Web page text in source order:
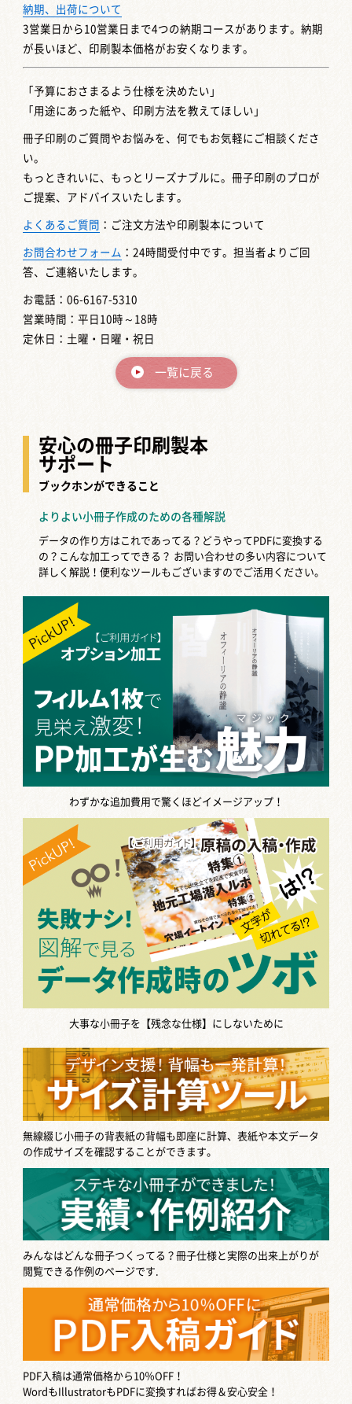
納期、出荷について
3営業日から10営業日まで4つの納期コースがあります。納期
が長いほど、印刷製本価格がお安くなります。
「予算におさまるよう仕様を決めたい」
「用途にあった紙や、印刷方法を教えてほしい」
冊子印刷のご質問やお悩みを、何でもお気軽にご相談くださ
い。
もっときれいに、もっとリーズナブルに。冊子印刷のプロが
ご提案、アドバイスいたします。
よくあるご質問 ：ご注文方法や印刷製本について
お問合わせフォーム ：24時間受付中です。担当者よりご回
答、ご連絡いたします。
お電話：06-6167-5310
営業時間：平日10時～18時
定休日：土曜・日曜・祝日
一覧に戻る
安心の冊子印刷製本
サポート
ブックホンができること
よりよい小冊子作成のための各種解説
データの作り方はこれであってる？どうやってPDFに変換する
の？こんな加工ってできる？ お問い合わせの多い内容について
詳しく解説！便利なツールもございますのでご活用ください。
わずかな追加費用で驚くほどイメージアップ！
大事な小冊子を【残念な仕様】にしないために
無線綴じ小冊子の背表紙の背幅も即座に計算、表紙や本文データ
の作成サイズを確認することができます。
みんなはどんな冊子つくってる？冊子仕様と実際の出来上がりが
閲覧できる作例のページです.
PDF入稿は通常価格から10％OFF！
WordもIllustratorもPDFに変換すればお得＆安心安全！